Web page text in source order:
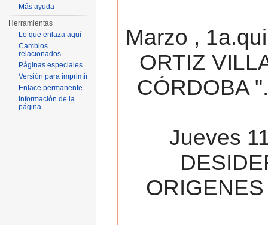
Marzo ,
ORTIZ
CÓRDOBA
Jueves
Más ayuda
Herramientas
Lo que enlaza aquí
Cambios
relacionados
Páginas especiales
Versión para imprimir
Enlace permanente
Información de la
página